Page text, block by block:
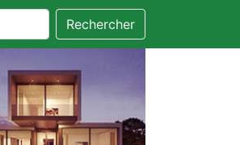
Rechercher